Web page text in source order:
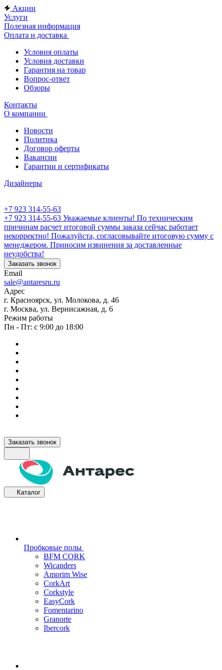
Акции
Услуги
Полезная информация
Оплата и доставка
Условия оплаты
Условия доставки
Гарантия на товар
Вопрос-ответ
Обзоры
Контакты
О компании
Новости
Политика
Договор оферты
Вакансии
Гарантии и сертификаты
Дизайнеры
+7 923 314-55-63
+7 923 314-55-63 Уважаемые клиенты! По техническим
причинам расчет итоговой суммы заказа сейчас работает
некорректно! Пожалуйста, согласовывайте итоговую сумму с
менеджером. Приносим извинения за доставленные
неудобства!
Заказать звонок
Email
sale@antaresru.ru
Адрес
г. Красноярск, ул. Молокова, д. 46
г. Москва, ул. Вернисажная, д. 6
Режим работы
Пн - Пт: с 9:00 до 18:00
Заказать звонок
Каталог
Пробковые полы
BFM CORK
Wicanders
Amorim Wise
CorkArt
Corkstyle
EasyCork
Fomentarino
Granorte
Ibercork